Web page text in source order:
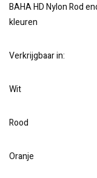
BAHA HD Nylon Rod
kleuren
Verkrijgbaar in:
Wit
Rood
Oranje